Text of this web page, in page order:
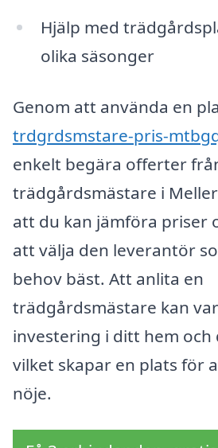
Hjälp med
olika säsonger
Genom att använda en
trdgrdsmstare-pris-
enkelt begära offerter
trädgårdsmästare i
att du kan jämföra priser
att välja den leverantör
behov bäst. Att anlita en
trädgårdsmästare kan
investering i ditt hem och
vilket skapar en plats för
nöje.